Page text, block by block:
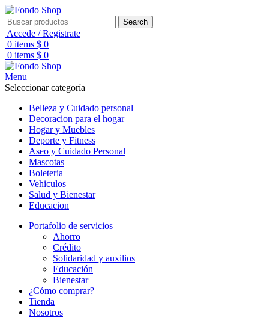
Search
Accede / Registrate
0 items $ 0
0 items $ 0
Menu
Seleccionar categoría
Belleza y Cuidado personal
Decoracion para el hogar
Hogar y Muebles
Deporte y Fitness
Aseo y Cuidado Personal
Mascotas
Boleteria
Vehiculos
Salud y Bienestar
Educacion
Portafolio de servicios
Ahorro
Crédito
Solidaridad y auxilios
Educación
Bienestar
¿Cómo comprar?
Tienda
Nosotros